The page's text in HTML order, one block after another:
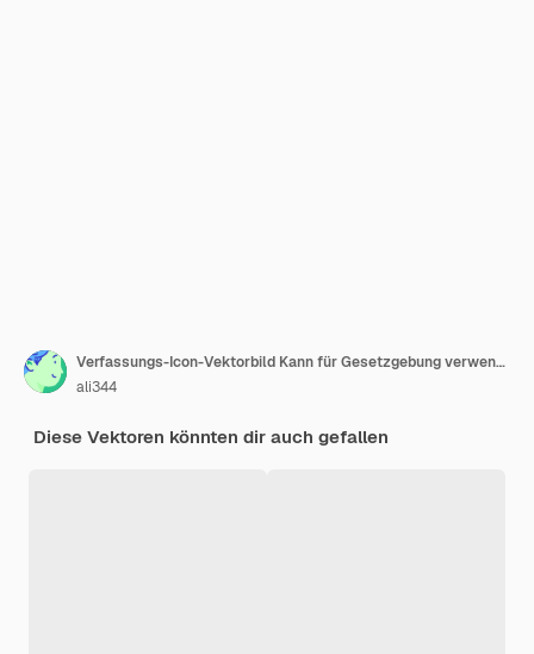
Verfassungs-Icon-Vektorbild Kann für Gesetzgebung verwendet werden
ali344
Diese Vektoren könnten dir auch gefallen